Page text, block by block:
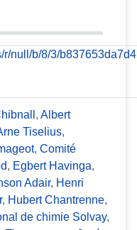
, Albert
Tiselius,
, Comité
, Egbert Havinga,
Adair, Henri
, Hubert Chantrenne,
de chimie Solvay,